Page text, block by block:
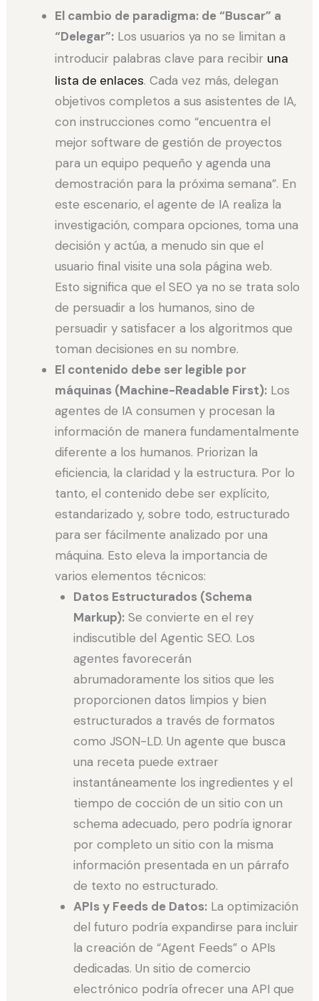
El cambio de paradigma: de “Buscar” a
“Delegar”: Los usuarios ya no se limitan a
introducir palabras clave para recibir una
lista de enlaces. Cada vez más, delegan
objetivos completos a sus asistentes de IA,
con instrucciones como “encuentra el
mejor software de gestión de proyectos
para un equipo pequeño y agenda una
demostración para la próxima semana”. En
este escenario, el agente de IA realiza la
investigación, compara opciones, toma una
decisión y actúa, a menudo sin que el
usuario final visite una sola página web.
Esto significa que el SEO ya no se trata solo
de persuadir a los humanos, sino de
persuadir y satisfacer a los algoritmos que
toman decisiones en su nombre.
El contenido debe ser legible por
máquinas (Machine-Readable First): Los
agentes de IA consumen y procesan la
información de manera fundamentalmente
diferente a los humanos. Priorizan la
eficiencia, la claridad y la estructura. Por lo
tanto, el contenido debe ser explícito,
estandarizado y, sobre todo, estructurado
para ser fácilmente analizado por una
máquina. Esto eleva la importancia de
varios elementos técnicos:
Datos Estructurados (Schema
Markup):Se convierte en el rey
indiscutible del Agentic SEO. Los
agentes favorecerán
abrumadoramente los sitios que les
proporcionen datos limpios y bien
estructurados a través de formatos
como JSON-LD. Un agente que busca
una receta puede extraer
instantáneamente los ingredientes y el
tiempo de cocción de un sitio con un
schema adecuado, pero podría ignorar
por completo un sitio con la misma
información presentada en un párrafo
de texto no estructurado.
APIs y Feeds de Datos:La optimización
del futuro podría expandirse para incluir
la creación de “Agent Feeds” o APIs
dedicadas. Un sitio de comercio
electrónico podría ofrecer una API que